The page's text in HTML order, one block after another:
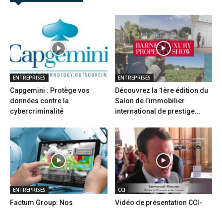
ENTREPRISES
Capgemini : Protège vos
données contre la
cybercriminalité
ENTREPRISES
Découvrez la 1ère édition du
Salon de l’immobilier
international de prestige...
ENTREPRISES
Factum Group: Nos
CCI
Vidéo de présentation CCI-